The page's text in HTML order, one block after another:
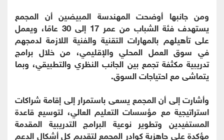
ومن جانبها أوضحت المهندسة المبيضين أن المجمع
يستهدف فئة الشباب من عمر 17 إلى 30 عامًا، ويعمل
على تأهيلهم بالمهارات التقنية والفنية اللازمة لدمجهم
في سوق العمل المحلي والإقليمي، من خلال برامج
تدريبية مكثفة تجمع بين الجانب النظري والتطبيقي، وبما
يتماشى مع احتياجات السوق.
وأشارت إلى أن المجمع يسعى باستمرار إلى إقامة شراكات
استراتيجية مع مؤسسات التعليم العالي، لتوسيع قاعدة
المستفيدين وتطوير نوعية البرامج التدريبية المقدمة
مؤكدة على جاهزية كوادر المجمع لتقديم كل أشكال الدعم